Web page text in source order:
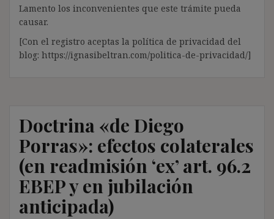
Lamento los inconvenientes que este trámite pueda
causar.
[Con el registro aceptas la política de privacidad del
blog: https://ignasibeltran.com/politica-de-privacidad/]
Doctrina «de Diego
Porras»: efectos colaterales
(en readmisión ‘ex’ art. 96.2
EBEP y en jubilación
anticipada)